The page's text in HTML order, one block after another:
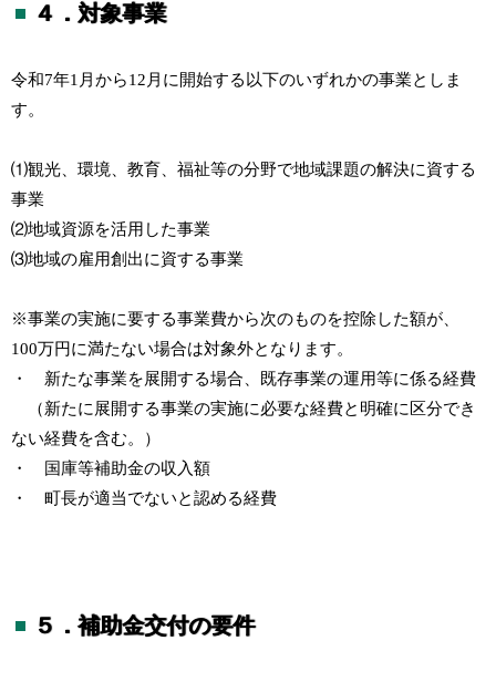
４．対象事業
令和7年1月から12月に開始する以下のいずれかの事業としま
す。
⑴観光、環境、教育、福祉等の分野で地域課題の解決に資する
事業
⑵地域資源を活用した事業
⑶地域の雇用創出に資する事業
※事業の実施に要する事業費から次のものを控除した額が、
100万円に満たない場合は対象外となります。
・ 新たな事業を展開する場合、既存事業の運用等に係る経費
（新たに展開する事業の実施に必要な経費と明確に区分でき
ない経費を含む。）
・ 国庫等補助金の収入額
・ 町長が適当でないと認める経費
５．補助金交付の要件